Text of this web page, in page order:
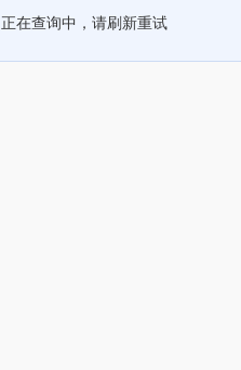
正在查询中，请刷新重试